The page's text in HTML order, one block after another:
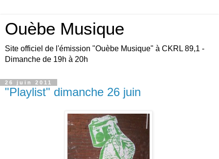
Ouèbe Musique
Site officiel de l'émission "Ouèbe Musique" à CKRL 89,1 -
Dimanche de 19h à 20h
26 juin 2011
"Playlist" dimanche 26 juin